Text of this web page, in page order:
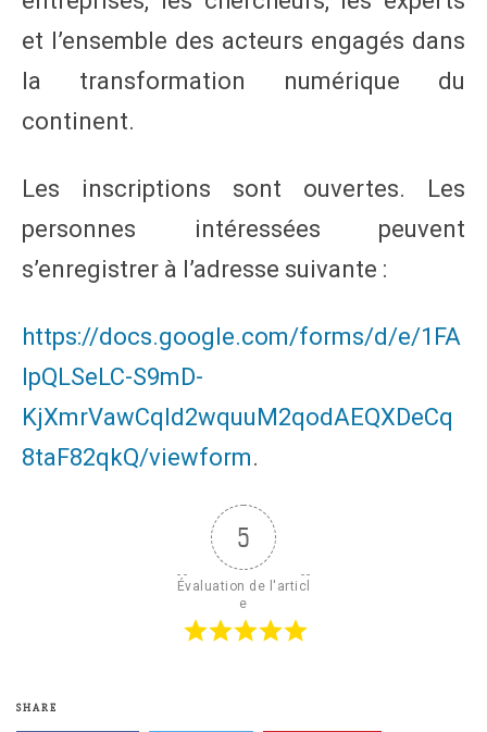
et l’ensemble des acteurs engagés dans
la transformation numérique du
continent.
Les inscriptions sont ouvertes. Les
personnes intéressées peuvent
s’enregistrer à l’adresse suivante :
https://docs.google.com/forms/d/e/1FA
IpQLSeLC-S9mD-
KjXmrVawCqId2wquuM2qodAEQXDeCq
8taF82qkQ/viewform.
5
Évaluation de l'articl
e
SHARE